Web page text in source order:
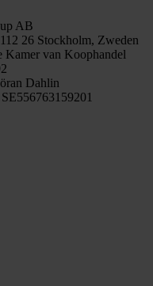
AB
26 Stockholm, Zweden
Kamer van Koophandel
Dahlin